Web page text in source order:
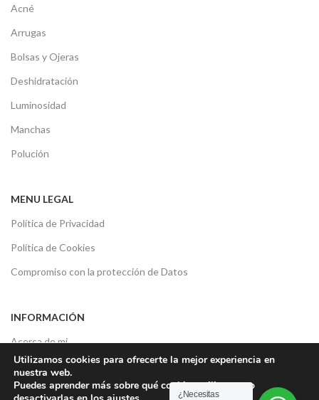
Acné
Arrugas
Bolsas y Ojeras
Deshidratación
Luminosidad
Manchas
Polución
MENU LEGAL
Política de Privacidad
Política de Cookies
Compromiso con la protección de Datos
INFORMACIÓN
Acerca de mi
Consultas sobre tu piel
Contacto
Utilizamos cookies para ofrecerte la mejor experiencia en
nuestra web.
Puedes aprender más sobre qué cookies utilizamos o
¿Necesitas